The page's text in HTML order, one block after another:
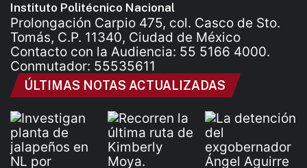
Instituto Politécnico Nacional
Prolongación Carpio 475, col. Casco de Sto.
Tomás, C.P. 11340, Ciudad de México
Contacto con la Audiencia: 55 5166 4000.
Conmutador: 55535611
ÚLTIMAS NOTAS ACTUALIZADAS